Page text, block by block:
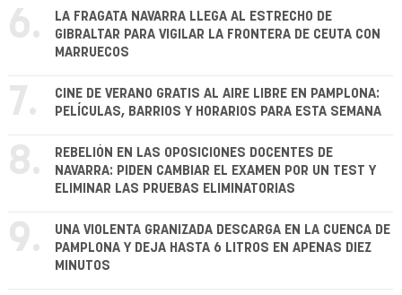
6.
LA FRAGATA NAVARRA LLEGA AL ESTRECHO DE
GIBRALTAR PARA VIGILAR LA FRONTERA DE CEUTA CON
MARRUECOS
7.
CINE DE VERANO GRATIS AL AIRE LIBRE EN PAMPLONA:
PELÍCULAS, BARRIOS Y HORARIOS PARA ESTA SEMANA
8.
REBELIÓN EN LAS OPOSICIONES DOCENTES DE
NAVARRA: PIDEN CAMBIAR EL EXAMEN POR UN TEST Y
ELIMINAR LAS PRUEBAS ELIMINATORIAS
9.
UNA VIOLENTA GRANIZADA DESCARGA EN LA CUENCA DE
PAMPLONA Y DEJA HASTA 6 LITROS EN APENAS DIEZ
MINUTOS